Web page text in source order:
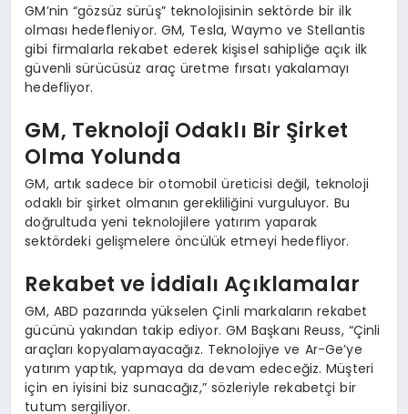
GM’nin “gözsüz sürüş” teknolojisinin sektörde bir ilk
olması hedefleniyor. GM, Tesla, Waymo ve Stellantis
gibi firmalarla rekabet ederek kişisel sahipliğe açık ilk
güvenli sürücüsüz araç üretme fırsatı yakalamayı
hedefliyor.
GM, Teknoloji Odaklı Bir Şirket
Olma Yolunda
GM, artık sadece bir otomobil üreticisi değil, teknoloji
odaklı bir şirket olmanın gerekliliğini vurguluyor. Bu
doğrultuda yeni teknolojilere yatırım yaparak
sektördeki gelişmelere öncülük etmeyi hedefliyor.
Rekabet ve İddialı Açıklamalar
GM, ABD pazarında yükselen Çinli markaların rekabet
gücünü yakından takip ediyor. GM Başkanı Reuss, “Çinli
araçları kopyalamayacağız. Teknolojiye ve Ar-Ge’ye
yatırım yaptık, yapmaya da devam edeceğiz. Müşteri
için en iyisini biz sunacağız,” sözleriyle rekabetçi bir
tutum sergiliyor.